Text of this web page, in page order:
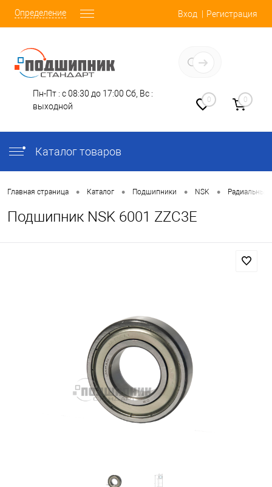
Определение Вход Регистрация
Пн-Пт : с 08:30 до 17:00 Сб, Вс :
выходной
0 0
Каталог товаров
Главная страница • Каталог • Подшипники • NSK •
Подшипник NSK 6001 ZZC3E